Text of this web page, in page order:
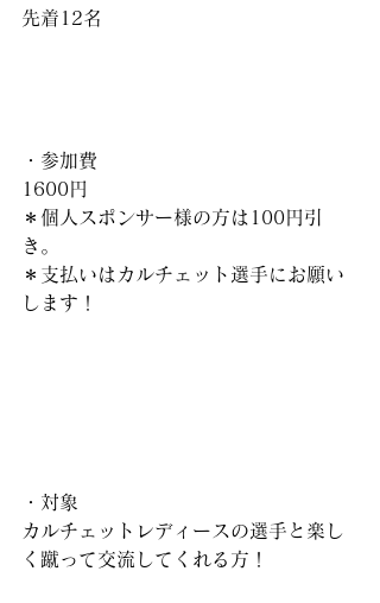
先着12名
・参加費
1600円
＊個人スポンサー様の方は100円引
き。
＊支払いはカルチェット選手にお願い
します！
・対象
カルチェットレディースの選手と楽し
く蹴って交流してくれる方！